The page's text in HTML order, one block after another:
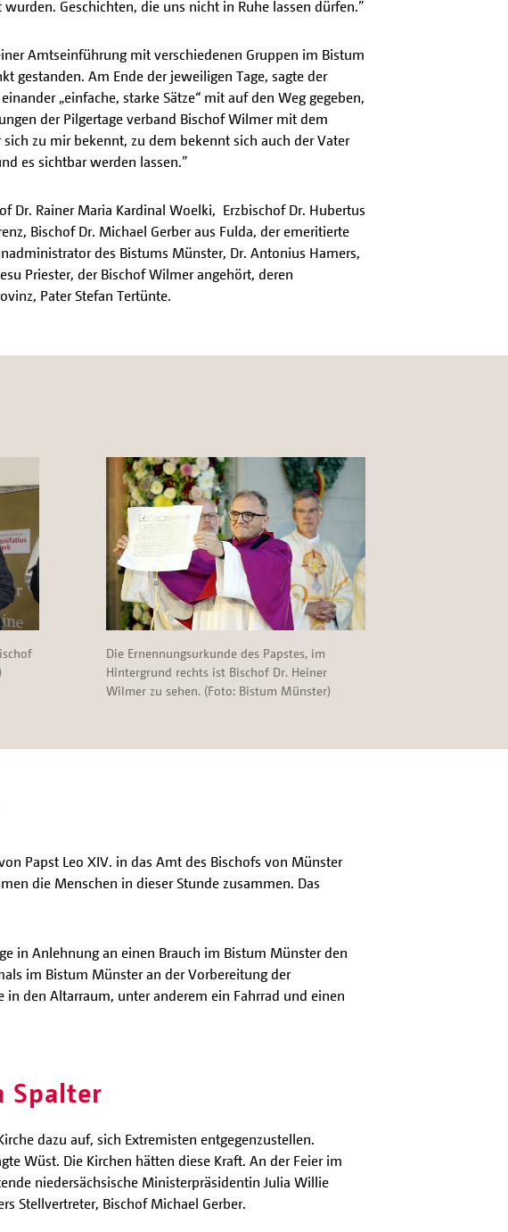
Geschichten, die uns nicht in Ruhe lassen dürfen.”
Amtseinführung mit verschiedenen Gruppen im Bistum
gestanden. Am Ende der jeweiligen Tage, sagte der
„einfache, starke Sätze“ mit auf den Weg gegeben,
der Pilgertage verband Bischof Wilmer mit dem
zu mir bekennt, zu dem bekennt sich auch der Vater
es sichtbar werden lassen.”
Dr. Rainer Maria Kardinal Woelki, Erzbischof Dr. Hubertus
Bischof Dr. Michael Gerber aus Fulda, der emeritierte
des Bistums Münster, Dr. Antonius Hamers,
Priester, der Bischof Wilmer angehört, deren
Pater Stefan Tertünte.
Die Ernennungsurkunde des Papstes, im
Hintergrund rechts ist Bischof Dr. Heiner
Wilmer zu sehen. (Foto: Bistum Münster)
Papst Leo XIV. in das Amt des Bischofs von Münster
die Menschen in dieser Stunde zusammen. Das
in Anlehnung an einen Brauch im Bistum Münster den
im Bistum Münster an der Vorbereitung der
den Altarraum, unter anderem ein Fahrrad und einen
Spalter
dazu auf, sich Extremisten entgegenzustellen.
Wüst. Die Kirchen hätten diese Kraft. An der Feier im
niedersächsische Ministerpräsidentin Julia Willie
Stellvertreter, Bischof Michael Gerber.